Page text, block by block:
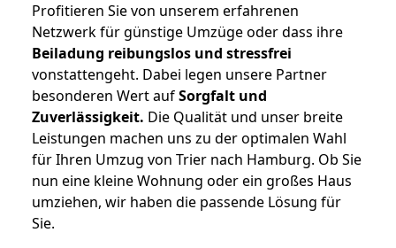
Profitieren Sie von unserem erfahrenen
Netzwerk für günstige Umzüge oder dass ihre
Beiladung reibungslos und stressfrei
vonstattengeht. Dabei legen unsere Partner
besonderen Wert aufSorgfalt und
Zuverlässigkeit. Die Qualität und unser breite
Leistungen machen uns zu der optimalen Wahl
für Ihren Umzug von Trier nach Hamburg. Ob Sie
nun eine kleine Wohnung oder ein großes Haus
umziehen, wir haben die passende Lösung für
Sie.